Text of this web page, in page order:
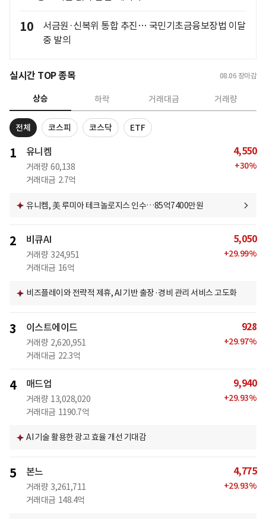
10
서금원·신복위 통합 추진… 국민기초금융보장법 이달
중 발의
실시간 TOP 종목 08.06 장마감
상승 하락 거래대금 거래량
전체 코스피 코스닥 ETF
1 유니켐
거래량 60,138
거래대금 2.7억
4,550
+30%
유니켐, 美 루미아 테크놀로지스 인수…85억7400만원
2 비큐AI
거래량 324,951
거래대금 16억
5,050
+29.99%
비즈플레이와 전략적 제휴, AI 기반 출장·경비 관리 서비스 고도화
3 이스트에이드
거래량 2,620,951
거래대금 22.3억
928
+29.97%
4 매드업
거래량 13,028,020
거래대금 1190.7억
9,940
+29.93%
AI 기술 활용한 광고 효율 개선 기대감
5 본느
거래량 3,261,711
거래대금 148.4억
4,775
+29.93%